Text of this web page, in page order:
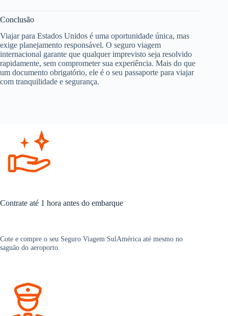
Conclusão
Viajar para Estados Unidos é uma oportunidade única, mas
exige planejamento responsável. O seguro viagem
internacional garante que qualquer imprevisto seja resolvido
rapidamente, sem comprometer sua experiência. Mais do que
um documento obrigatório, ele é o seu passaporte para viajar
com tranquilidade e segurança.
Contrate até 1 hora antes do embarque
Cote e compre o seu Seguro Viagem SulAmérica até mesmo no
saguão do aeroporto.